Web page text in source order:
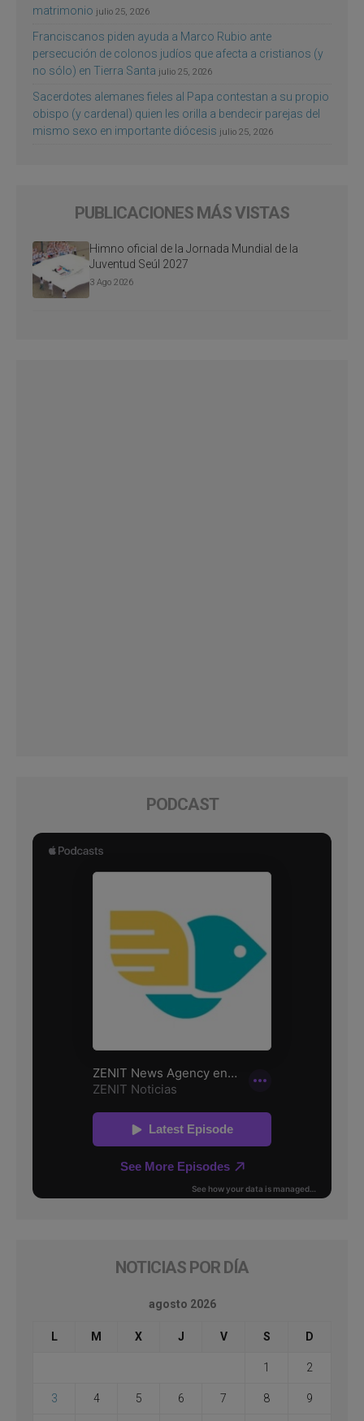
matrimonio julio 25, 2026
Franciscanos piden ayuda a Marco Rubio ante
persecución de colonos judíos que afecta a cristianos (y
no sólo) en Tierra Santa julio 25, 2026
Sacerdotes alemanes fieles al Papa contestan a su propio
obispo (y cardenal) quien les orilla a bendecir parejas del
mismo sexo en importante diócesis julio 25, 2026
PUBLICACIONES MÁS VISTAS
Himno oficial de la Jornada Mundial de la
Juventud Seúl 2027
3 Ago 2026
PODCAST
NOTICIAS POR DÍA
agosto 2026
L M X J V S D
1 2
3 4 5 6 7 8 9